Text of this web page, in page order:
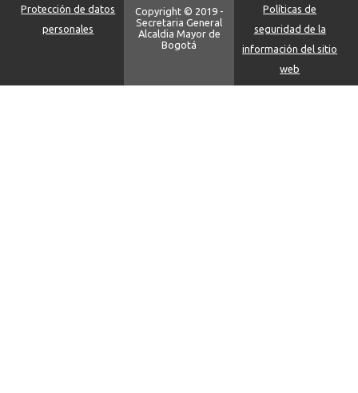
Protección de datos
personales
Copyright © 2019 -
Secretaria General
Alcaldia Mayor de
Bogotá
Políticas de
seguridad de la
información del sitio
web